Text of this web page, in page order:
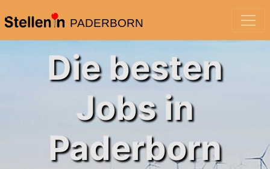
PADERBORN
Die besten
Jobs in
Paderborn